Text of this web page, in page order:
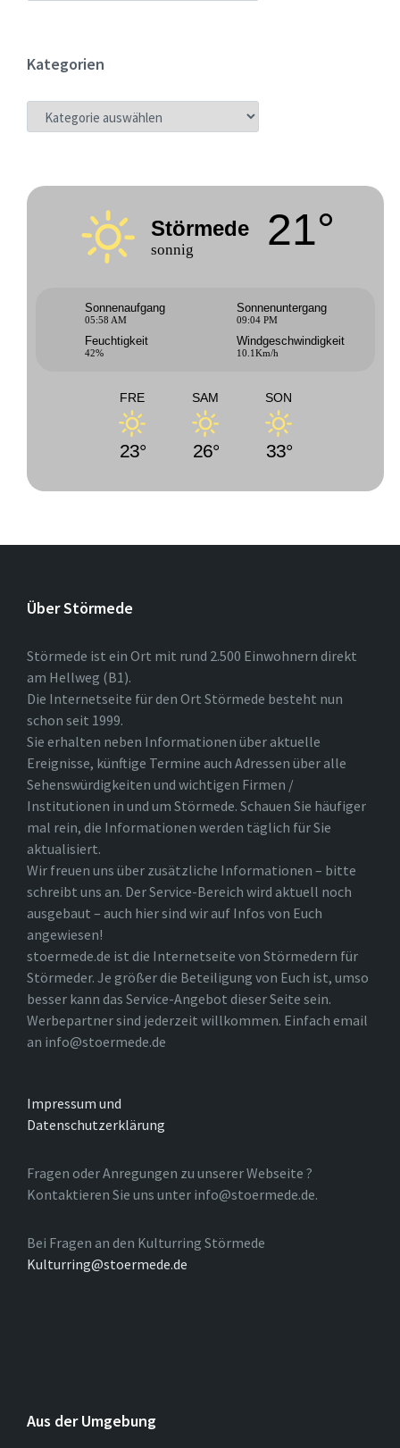
Kategorien
KATEGORIEN
Störmede
sonnig 21°
Sonnenaufgang
05:58 AM
Sonnenuntergang
09:04 PM
Feuchtigkeit
42%
Windgeschwindigkeit
10.1Km/h
FRE
23°
SAM
26°
SON
33°
Über Störmede
Störmede ist ein Ort mit rund 2.500 Einwohnern direkt
am Hellweg (B1).
Die Internetseite für den Ort Störmede besteht nun
schon seit 1999.
Sie erhalten neben Informationen über aktuelle
Ereignisse, künftige Termine auch Adressen über alle
Sehenswürdigkeiten und wichtigen Firmen /
Institutionen in und um Störmede. Schauen Sie häufiger
mal rein, die Informationen werden täglich für Sie
aktualisiert.
Wir freuen uns über zusätzliche Informationen – bitte
schreibt uns an. Der Service-Bereich wird aktuell noch
ausgebaut – auch hier sind wir auf Infos von Euch
angewiesen!
stoermede.de ist die Internetseite von Störmedern für
Störmeder. Je größer die Beteiligung von Euch ist, umso
besser kann das Service-Angebot dieser Seite sein.
Werbepartner sind jederzeit willkommen. Einfach email
an info@stoermede.de
Impressum und
Datenschutzerklärung
Fragen oder Anregungen zu unserer Webseite ?
Kontaktieren Sie uns unter info@stoermede.de.
Bei Fragen an den Kulturring Störmede
Kulturring@stoermede.de
Aus der Umgebung